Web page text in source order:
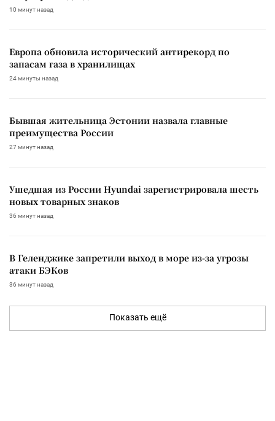
10 минут назад
Европа обновила исторический антирекорд по
запасам газа в хранилищах
24 минуты назад
Бывшая жительница Эстонии назвала главные
преимущества России
27 минут назад
Ушедшая из России Hyundai зарегистрировала шесть
новых товарных знаков
36 минут назад
В Геленджике запретили выход в море из-за угрозы
атаки БЭКов
36 минут назад
Показать ещё